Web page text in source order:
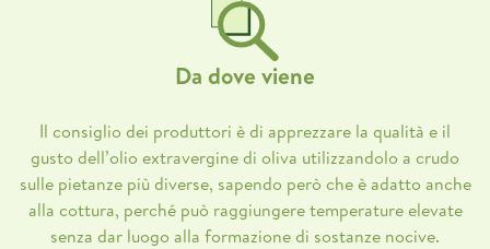
Da dove viene
Il consiglio dei produttori è di apprezzare la qualità e il
gusto dell’olio extravergine di oliva utilizzandolo a crudo
sulle pietanze più diverse, sapendo però che è adatto anche
alla cottura, perché può raggiungere temperature elevate
senza dar luogo alla formazione di sostanze nocive.